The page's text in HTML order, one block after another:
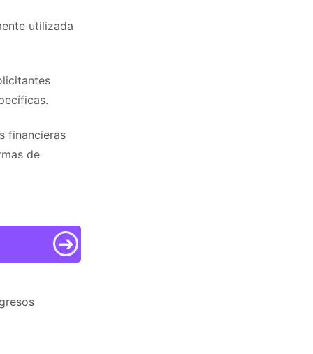
utilizada
financieras
de
➔